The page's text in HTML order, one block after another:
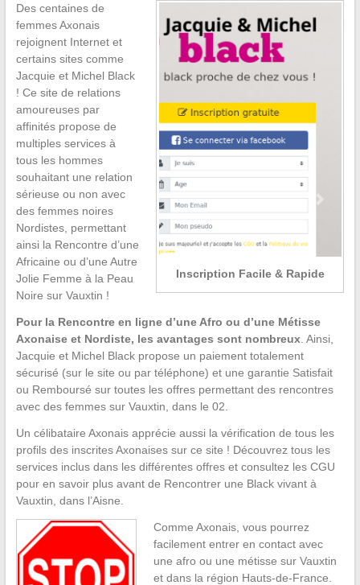
Inscription Facile & Rapide
Des centaines de
femmes Axonais
rejoignent Internet et
certains sites comme
Jacquie et Michel Black
! Ce site de relations
amoureuses par
affinités propose de
multiples services à
tous les hommes
souhaitant une relation
sérieuse ou non avec
des femmes noires
Nordistes, permettant
ainsi la Rencontre d’une
Africaine ou d’une Autre
Jolie Femme à la Peau
Noire sur Vauxtin !
Pour la Rencontre en ligne d’une Afro ou d’une Métisse
Axonaise et Nordiste, les avantages sont nombreux. Ainsi,
Jacquie et Michel Black propose un paiement totalement
sécurisé (sur le site ou par téléphone) et une garantie Satisfait
ou Remboursé sur toutes les offres permettant des rencontres
avec des femmes sur Vauxtin, dans le 02.
Un célibataire Axonais apprécie aussi la vérification de tous les
profils des inscrites Axonaises sur ce site ! Découvrez tous les
services inclus dans les différentes offres et consultez les CGU
pour en savoir plus avant de Rencontrer une Black vivant à
Vauxtin, dans l’Aisne.
Comme Axonais, vous pourrez
facilement entrer en contact avec
une afro ou une métisse sur Vauxtin
et dans la région Hauts-de-France.